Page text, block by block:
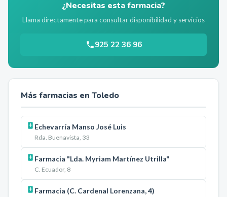
¿Necesitas esta farmacia?
Llama directamente para consultar disponibilidad y servicios
925 22 36 96
Más farmacias en Toledo
Echevarría Manso José Luis
Rda. Buenavista, 33
Farmacia "Lda. Myriam Martínez Utrilla"
C. Ecuador, 8
Farmacia (C. Cardenal Lorenzana, 4)